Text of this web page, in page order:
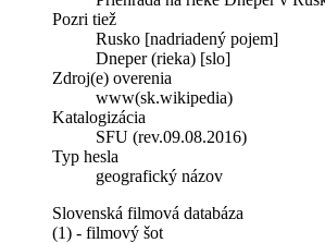
Pozri tiež
Rusko [nadriadený pojem]
Dneper (rieka) [slo]
Zdroj(e) overenia
www(sk.wikipedia)
Katalogizácia
SFU (rev.09.08.2016)
Typ hesla
geografický názov
Slovenská filmová databáza
(1) - filmový šot